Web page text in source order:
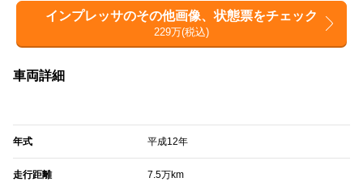
インプレッサのその他画像、状態票をチェック
229万(税込)
車両詳細
年式 平成12年
走行距離 7.5万km